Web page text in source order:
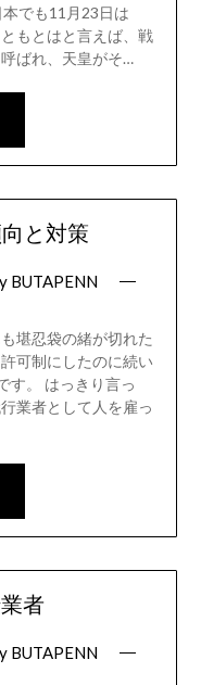
本でも11月23日は
もとはと言えば、戦
ばれ、天皇がそ…
と対策
BUTAPENN
堪忍袋の緒が切れた
可制にしたのに続い
す。 はっきり言っ
業者として人を雇っ
者
BUTAPENN